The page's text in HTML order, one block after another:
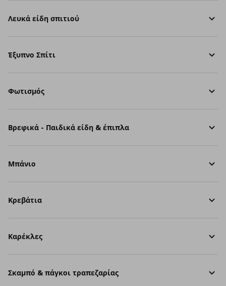
Λευκά είδη σπιτιού
Έξυπνο Σπίτι
Φωτισμός
Βρεφικά - Παιδικά είδη & έπιπλα
Μπάνιο
Κρεβάτια
Καρέκλες
Σκαμπό & πάγκοι τραπεζαρίας